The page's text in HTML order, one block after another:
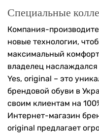
Специальные
Компания-
новые технологии,
максимальный
владелец
Yes, original – это
брендовой обуви в
своим клиентам на
Интернет-магазин
original предлагает